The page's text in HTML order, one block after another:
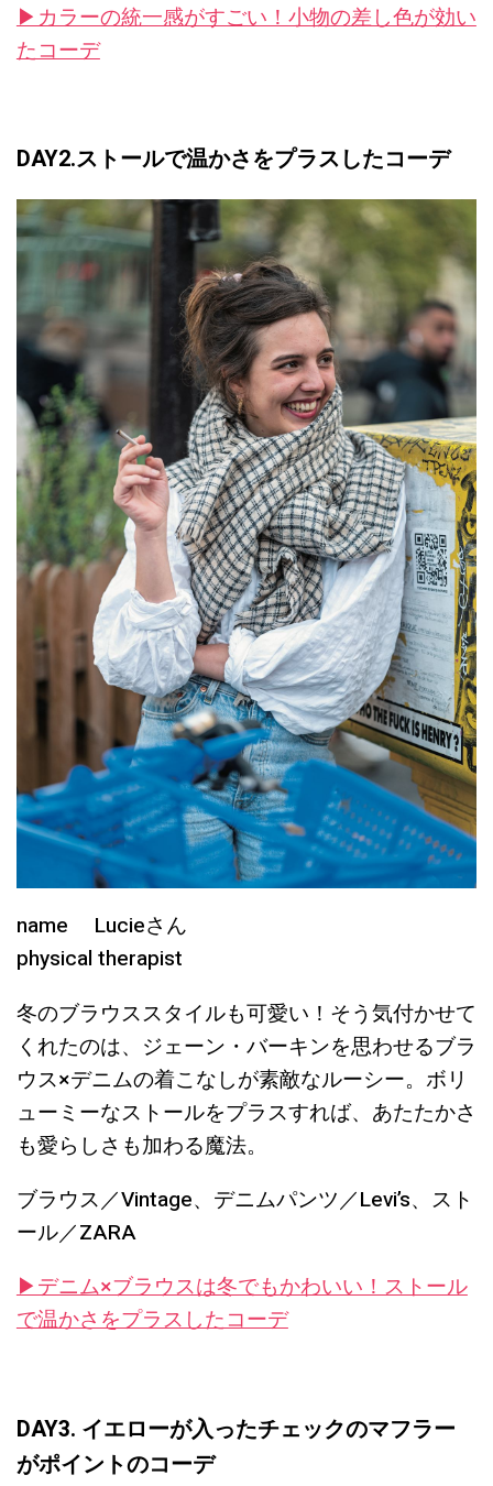
▶︎カラーの統一感がすごい！小物の差し色が効い
たコーデ
DAY2.ストールで温かさをプラスしたコーデ
name Lucieさん
physical therapist
冬のブラウススタイルも可愛い！そう気付かせて
くれたのは、ジェーン・バーキンを思わせるブラ
ウス×デニムの着こなしが素敵なルーシー。ボリ
ューミーなストールをプラスすれば、あたたかさ
も愛らしさも加わる魔法。
ブラウス／Vintage、デニムパンツ／Levi’s、スト
ール／ZARA
▶︎デニム×ブラウスは冬でもかわいい！ストール
で温かさをプラスしたコーデ
DAY3. イエローが入ったチェックのマフラー
がポイントのコーデ